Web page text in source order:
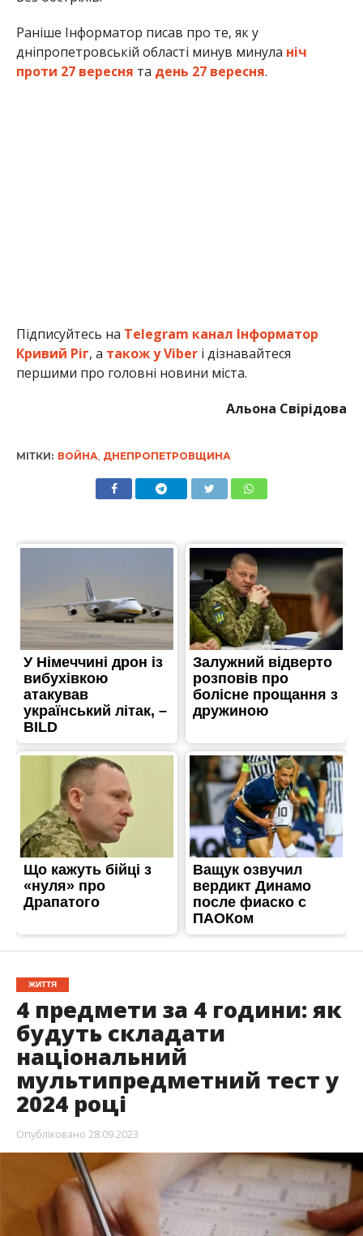
Раніше Інформатор писав про те, як у
дніпропетровській області минув минула ніч
проти 27 вересня та день 27 вересня.
Підписуйтесь на Telegram канал Інформатор
Кривий Ріг, а також у Viberі дізнавайтеся
першими про головні новини міста.
Альона Свірідова
МІТКИ: ВОЙНА ДНЕПРОПЕТРОВЩИНА
ЖИТТЯ
4 предмети за 4 години: як
будуть складати
національний
мультипредметний тест у
2024 році
Опубліковано 28.09.2023